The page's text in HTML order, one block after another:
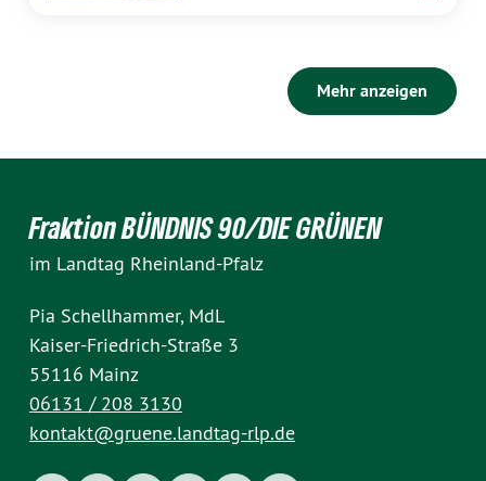
Mehr anzeigen
Fraktion BÜNDNIS 90/DIE GRÜNEN
im Landtag Rheinland-Pfalz
Pia Schellhammer, MdL
Kaiser-Friedrich-Straße 3
55116 Mainz
06131 / 208 3130
kontakt@gruene.landtag-rlp.de